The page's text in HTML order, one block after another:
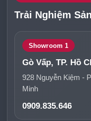
Trải Nghiệm
Showroom 1
Gò Vấp, TP. Hồ
928 Nguyễn Kiệm -
Minh
0909.835.646